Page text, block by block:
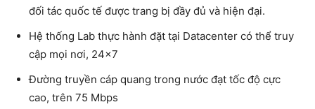
đối tác quốc tế được trang bị đầy đủ và hiện đại.
Hệ thống Lab thực hành đặt tại Datacenter có thể truy
cập mọi nơi, 24×7
Đường truyền cáp quang trong nước đạt tốc độ cực
cao, trên 75 Mbps